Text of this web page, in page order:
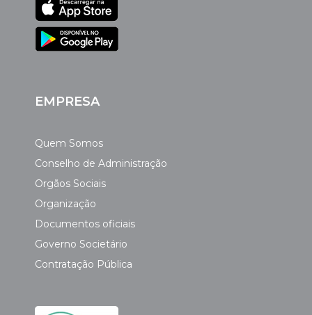
EMPRESA
Quem Somos
Conselho de Administração
Orgãos Sociais
Organização
Documentos oficiais
Governo Societário
Contratação Pública